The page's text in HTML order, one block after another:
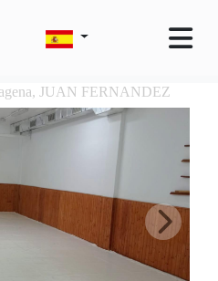
JUAN FERNANDEZ